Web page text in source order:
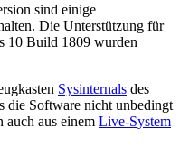
sind einige
Die Unterstützung für
10 Build 1809 wurden
Sysinternals des
die Software nicht unbedingt
auch aus einem Live-System